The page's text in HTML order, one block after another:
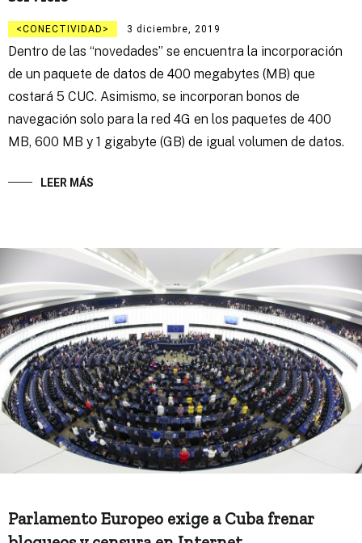
CONECTIVIDAD 3 diciembre, 2019
Dentro de las “novedades” se encuentra la incorporación
de un paquete de datos de 400 megabytes (MB) que
costará 5 CUC. Asimismo, se incorporan bonos de
navegación solo para la red 4G en los paquetes de 400
MB, 600 MB y 1 gigabyte (GB) de igual volumen de datos.
LEER MÁS
Parlamento Europeo exige a Cuba frenar